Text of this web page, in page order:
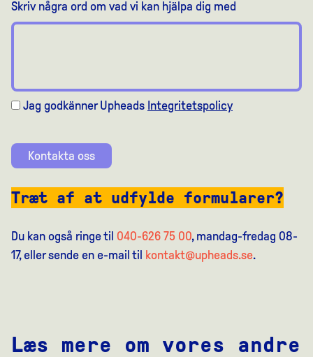
Skriv några ord om vad vi kan hjälpa dig med
Jag godkänner Upheads Integritetspolicy
Kontakta oss
Træt af at udfylde formularer?
Du kan også ringe til 040-626 75 00, mandag-fredag 08-
17, eller sende en e-mail til kontakt@upheads.se.
Læs mere om vores andre